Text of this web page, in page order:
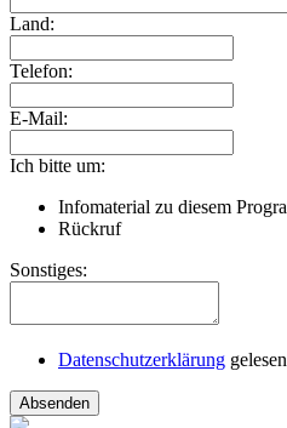
Land:
Telefon:
E-Mail:
Ich bitte um:
Infomaterial zu diesem
Rückruf
Sonstiges:
Datenschutzerklärung
Absenden